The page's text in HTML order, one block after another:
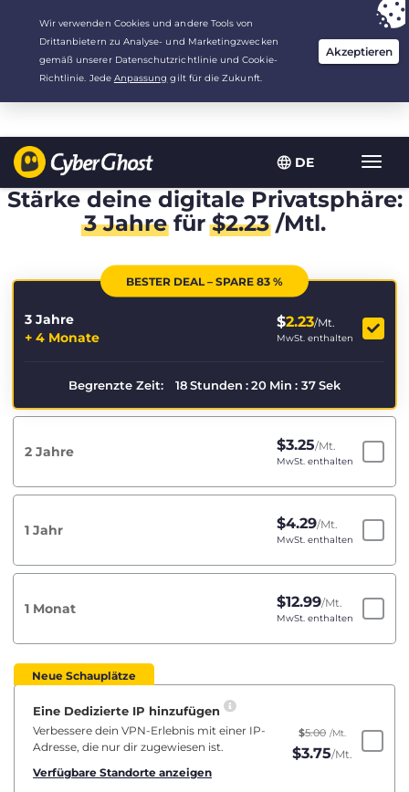
DE
Deine Wahl:Der beste Dealfür 3.3333333333333 Jahre zu $
/Monat
Stärke deine digitale Privatsphäre:
3 Jahrefür$2.23/Mtl.
BESTER DEAL – SPARE 83 %
3 Jahre
+ 4 Monate
$2.23/Mt.
MwSt. enthalten
Begrenzte Zeit: 18Stunden :20 Min : 37Sek
2 Jahre $3.25/Mt.
MwSt. enthalten
1 Jahr $4.29/Mt.
MwSt. enthalten
1 Monat $12.99/Mt.
MwSt. enthalten
Neue Schauplätze
Eine Dedizierte IP hinzufügen
Verbessere dein VPN-Erlebnis mit einer IP-
Adresse, die nur dir zugewiesen ist.
Verfügbare Standorte anzeigen
$5.00 /Mt.
$3.75/Mt.